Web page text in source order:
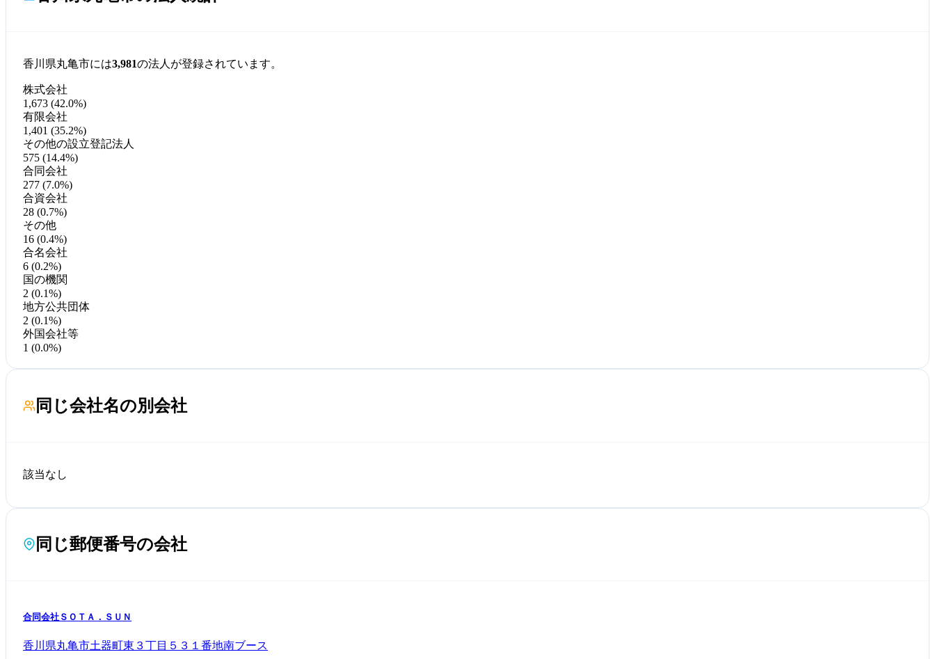
香川県丸亀市には3,981の法人が登録されています。
株式会社
1,673 (42.0%)
有限会社
1,401 (35.2%)
その他の設立登記法人
575 (14.4%)
合同会社
277 (7.0%)
合資会社
28 (0.7%)
その他
16 (0.4%)
合名会社
6 (0.2%)
国の機関
2 (0.1%)
地方公共団体
2 (0.1%)
外国会社等
1 (0.0%)
同じ会社名の別会社
該当なし
同じ郵便番号の会社
合同会社ＳＯＴＡ．ＳＵＮ
香川県丸亀市土器町東３丁目５３１番地南ブース